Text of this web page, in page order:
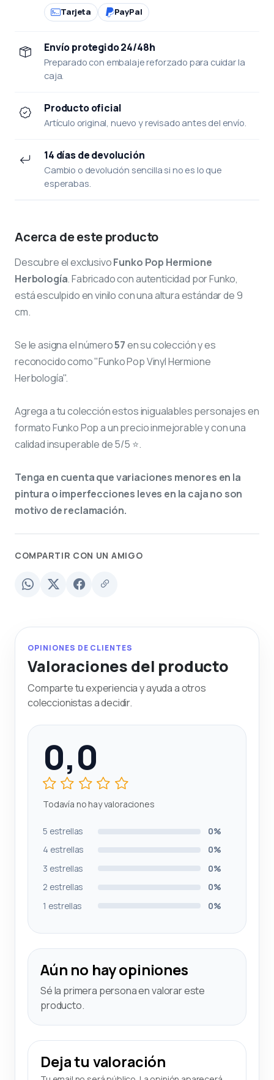
Tarjeta PayPal
Envío protegido 24/48h
Preparado con embalaje reforzado para cuidar la
caja.
Producto oficial
Artículo original, nuevo y revisado antes del envío.
14 días de devolución
Cambio o devolución sencilla si no es lo que
esperabas.
Acerca de este producto
Descubre el exclusivoFunko Pop Hermione
Herbología. Fabricado con autenticidad por Funko,
está esculpido en vinilo con una altura estándar de 9
cm.
Se le asigna el número57en su colección y es
reconocido como "Funko Pop Vinyl Hermione
Herbología".
Agrega a tu colección estos inigualables personajes en
formato Funko Pop a un precio inmejorable y con una
calidad insuperable de 5/5 ⭐.
Tenga en cuenta que variaciones menores en la
pintura o imperfecciones leves en la caja no son
motivo de reclamación.
COMPARTIR CON UN AMIGO
OPINIONES DE CLIENTES
Valoraciones del producto
Comparte tu experiencia y ayuda a otros
coleccionistas a decidir.
0,0
Todavía no hay valoraciones
5 estrellas
0%
4 estrellas
0%
3 estrellas
0%
2 estrellas
0%
1 estrellas
0%
Aún no hay opiniones
Sé la primera persona en valorar este
producto.
Deja tu valoración